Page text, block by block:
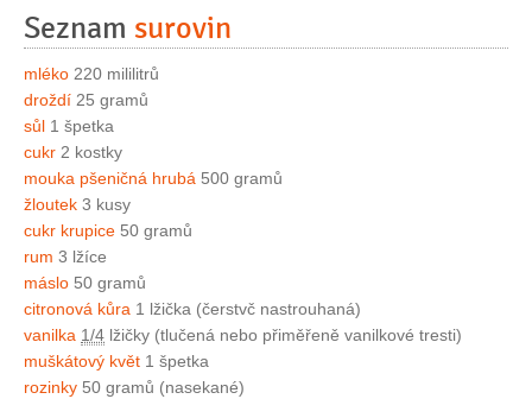
Seznam surovin
mléko 220 mililitrů
droždí 25 gramů
sůl 1 špetka
cukr 2 kostky
mouka pšeničná hrubá 500 gramů
žloutek 3 kusy
cukr krupice 50 gramů
rum 3 lžíce
máslo 50 gramů
citronová kůra 1 lžička (čerstvč nastrouhaná)
vanilka 1/4 lžičky (tlučená nebo přiměřeně vanilkové tresti)
muškátový květ 1 špetka
rozinky 50 gramů (nasekané)